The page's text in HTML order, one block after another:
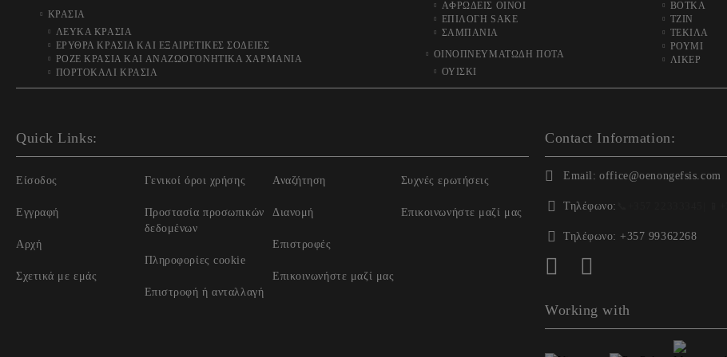
ΚΡΑΣΙΑ
ΛΕΥΚΑ ΚΡΑΣΙΑ
ΕΡΥΘΡΑ ΚΡΑΣΙΑ ΚΑΙ ΕΞΑΙΡΕΤΙΚΕΣ ΣΟΔΕΙΕΣ
ΡΟΖΕ ΚΡΑΣΙΑ ΚΑΙ ΑΝΑΖΩΟΓΟΝΗΤΙΚΑ ΧΑΡΜΑΝΙΑ
ΠΟΡΤΟΚΑΛΙ ΚΡΑΣΙΑ
ΑΦΡΩΔΕΙΣ ΟΙΝΟΙ
ΕΠΙΛΟΓΗ SAKE
ΣΑΜΠΑΝΙΑ
ΟΙΝΟΠΝΕΥΜΑΤΩΔΗ ΠΟΤΑ
ΟΥΙΣΚΙ
ΒΟΤΚΑ
ΤΖΙΝ
ΤΕΚΙΛΑ
ΡΟΥΜΙ
ΛΙΚΕΡ
Quick Links:
Είσοδος
Εγγραφή
Αρχή
Σχετικά με εμάς
Γενικοί όροι χρήσης
Προστασία προσωπικών
δεδομένων
Πληροφορίες cookie
Επιστροφή ή ανταλλαγή
Αναζήτηση
Διανομή
Επιστροφές
Επικοινωνήστε μαζί μας
Συχνές ερωτήσεις
Επικοινωνήστε μαζί μας
Contact Information:
Email: office@oenongefsis.com
Τηλέφωνο:
Τηλέφωνο: +357 99362268
Working with